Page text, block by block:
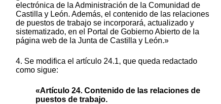
electrónica de la Administración de la Comunidad de
Castilla y León. Además, el contenido de las relaciones
de puestos de trabajo se incorporará, actualizado y
sistematizado, en el Portal de Gobierno Abierto de la
página web de la Junta de Castilla y León.»
4. Se modifica el artículo 24.1, que queda redactado
como sigue:
«Artículo 24. Contenido de las relaciones de
puestos de trabajo.